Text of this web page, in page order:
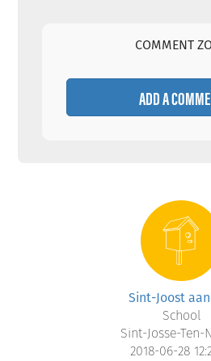
COMMENT
ADD A
Sint-Joost
School
Sint-Josse-Ten-
2018-06-28